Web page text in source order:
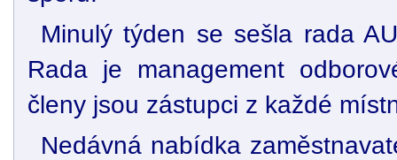
Minulý týden se sešla rada
Rada je management
členy jsou zástupci z každé
Nedávná nabídka